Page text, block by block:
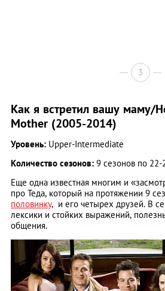
3
Как я встретил вашу маму/
Mother (2005-2014)
Уровень: Upper-Intermediate
Количество сезонов: 9 сезонов по 22-
Еще одна известная многим и
про Теда, который на протяжении 9
половинку, и его четырех друзей. В
лексики и стойких выражений,
общения.